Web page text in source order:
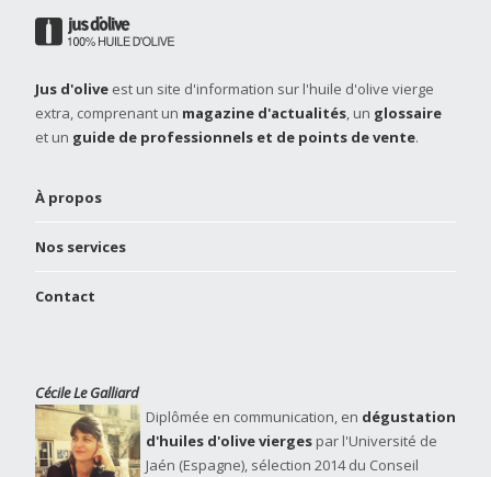
Jus d'olive est un site d'information sur l'huile d'olive vierge
extra, comprenant un magazine d'actualités, un glossaire
et un guide de professionnels et de points de vente.
À propos
Nos services
Contact
Cécile Le Galliard
Diplômée en communication, en dégustation
d'huiles d'olive vierges par l'Université de
Jaén (Espagne), sélection 2014 du Conseil